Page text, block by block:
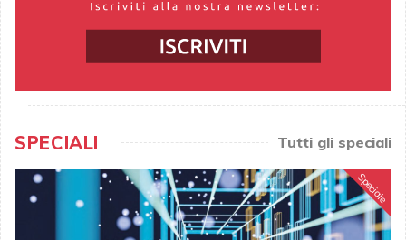
SPECIALI Tutti gli speciali
Speciale